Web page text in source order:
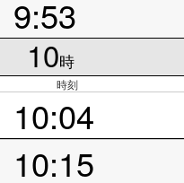
9:53
10時
時刻
10:04
10:15